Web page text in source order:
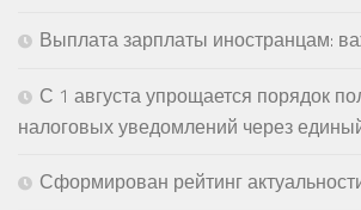
Выплата зарплаты иностранцам:
С 1 августа упрощается порядок
налоговых уведомлений через
Сформирован рейтинг